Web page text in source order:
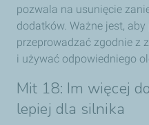
pozwala na usunięcie
dodatków. Ważne jest,
przeprowadzać zgodnie z
i używać odpowiedniego
Mit 18: Im więcej
lepiej dla silnika